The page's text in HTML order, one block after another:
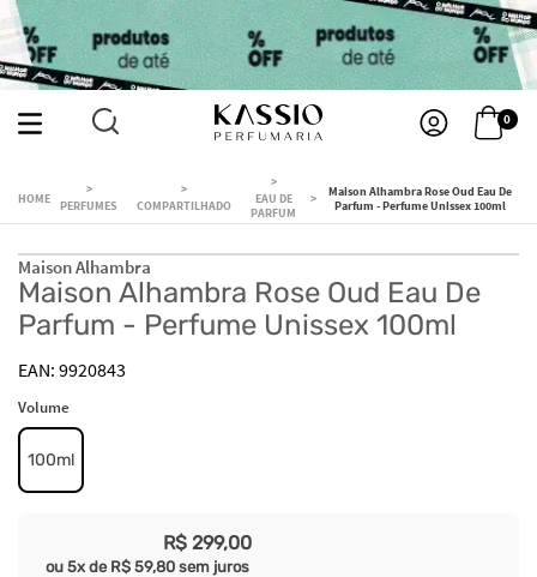
0
PERFUMES COMPARTILHADO
EAU DE
PARFUM
Maison Alhambra Rose Oud Eau De
Parfum - Perfume Unissex 100ml
Maison Alhambra
Maison Alhambra Rose Oud Eau De
Parfum - Perfume Unissex 100ml
9920843
Volume
100ml
R$ 299,00
ou 5x de R$ 59,80 sem juros